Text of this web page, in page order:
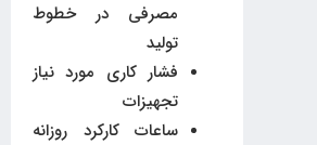
مصرفی در خطوط
تولید
فشار کاری مورد نیاز
تجهیزات
ساعات کارکرد روزانه